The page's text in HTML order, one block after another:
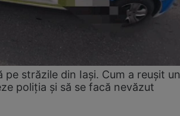
pe străzile din Iași. Cum a reușit un
poliția și să se facă nevăzut